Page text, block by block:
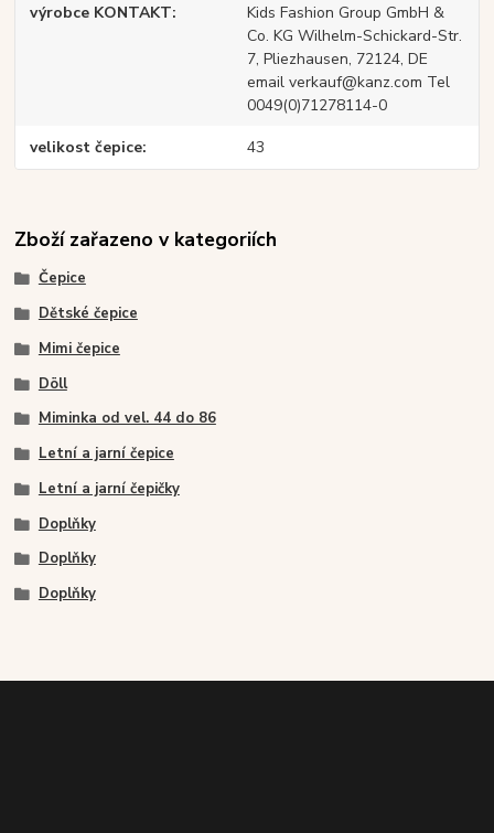
výrobce KONTAKT
Kids Fashion Group GmbH &
Co. KG Wilhelm-Schickard-Str.
7, Pliezhausen, 72124, DE
email verkauf@kanz.com Tel
0049(0)71278114-0
velikost čepice 43
Zboží zařazeno v kategoriích
Čepice
Dětské čepice
Mimi čepice
Döll
Miminka od vel. 44 do 86
Letní a jarní čepice
Letní a jarní čepičky
Doplňky
Doplňky
Doplňky